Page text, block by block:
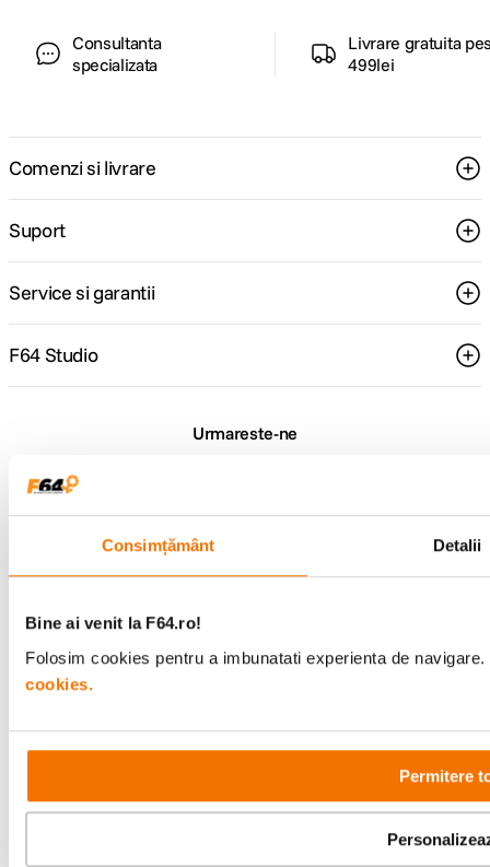
Consimțământ Detalii
Bine ai venit la F64.ro!
Folosim cookies pentru a imbunatati experienta de
cookies.
Permitere
Consultanta
specializata
Livrare gratuita
499lei
Comenzi si livrare
Suport
Service si garantii
F64 Studio
Urmareste-ne
Metode de plata
+40 21 270 0050
Program de lucru